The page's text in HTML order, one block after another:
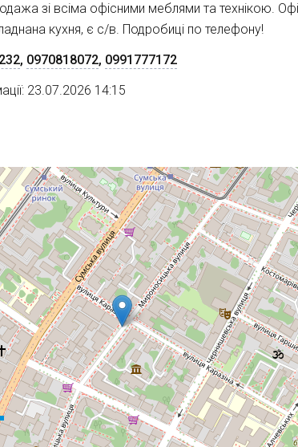
зі всіма офісними меблями та технікою.
кухня, є с/в. Подробиці по телефону!
, 0970818072, 0991777172
23.07.2026 14:15